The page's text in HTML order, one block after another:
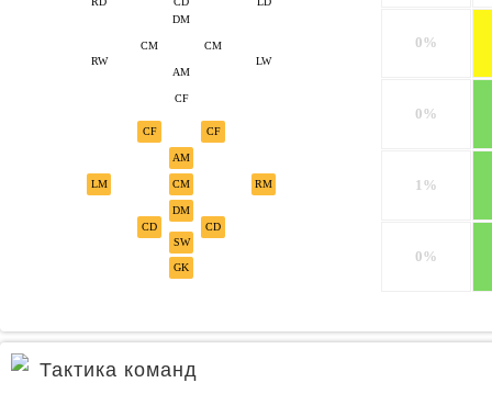
CM
CM
LW
RW
AM
DM
CF
GK
SW
CD
CD
DM
AM
LM CM RM
CF CF
0%
0%
1%
0%
Тактика команд